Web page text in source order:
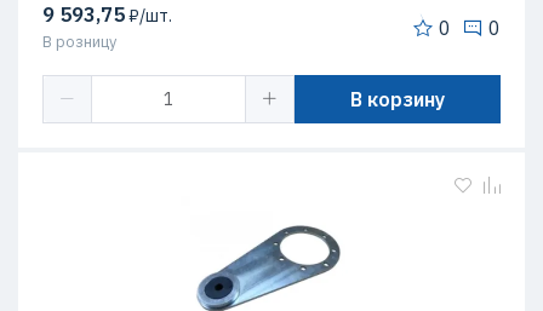
9 593,75₽/шт.
В розницу
0 0
В корзину